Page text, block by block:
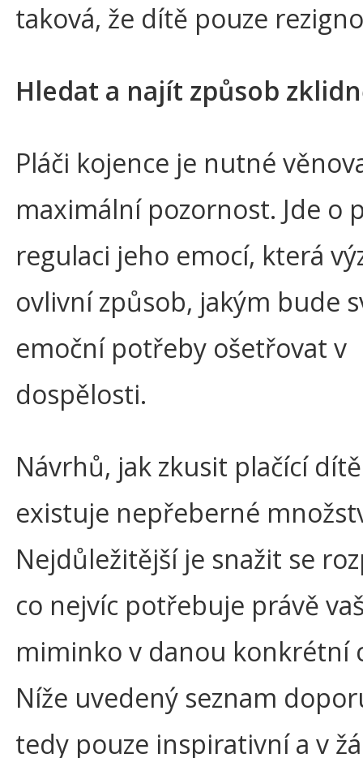
taková, že dítě pouze
Hledat a najít způsob
Pláči kojence je nutné
maximální pozornost. Jde o
regulaci jeho emocí, která
ovlivní způsob, jakým bude
emoční potřeby ošetřovat v
dospělosti.
Návrhů, jak zkusit plačící
existuje nepřeberné
Nejdůležitější je snažit se
co nejvíc potřebuje právě
miminko v danou konkrétní
Níže uvedený seznam
tedy pouze inspirativní a v